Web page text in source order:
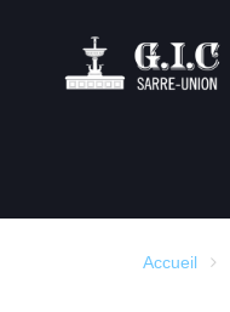
Accueil 